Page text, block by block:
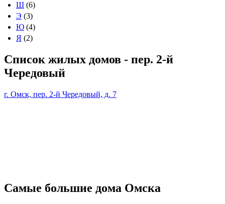
Ш (6)
Э (3)
Ю (4)
Я (2)
Список жилых домов - пер. 2-й
Чередовый
г. Омск, пер. 2-й Чередовый, д. 7
Самые большие дома Омска